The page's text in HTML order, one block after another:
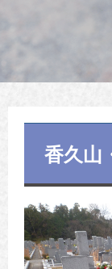
香久山